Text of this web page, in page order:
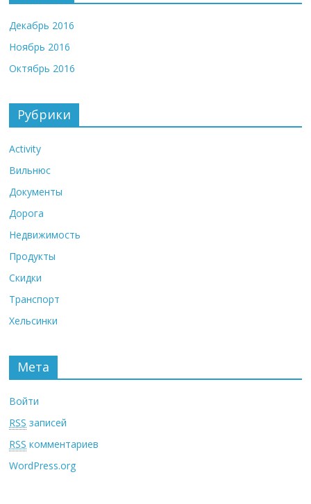
Декабрь 2016
Ноябрь 2016
Октябрь 2016
Рубрики
Activity
Вильнюс
Документы
Дорога
Недвижимость
Продукты
Скидки
Транспорт
Хельсинки
Мета
Войти
RSS записей
RSS комментариев
WordPress.org